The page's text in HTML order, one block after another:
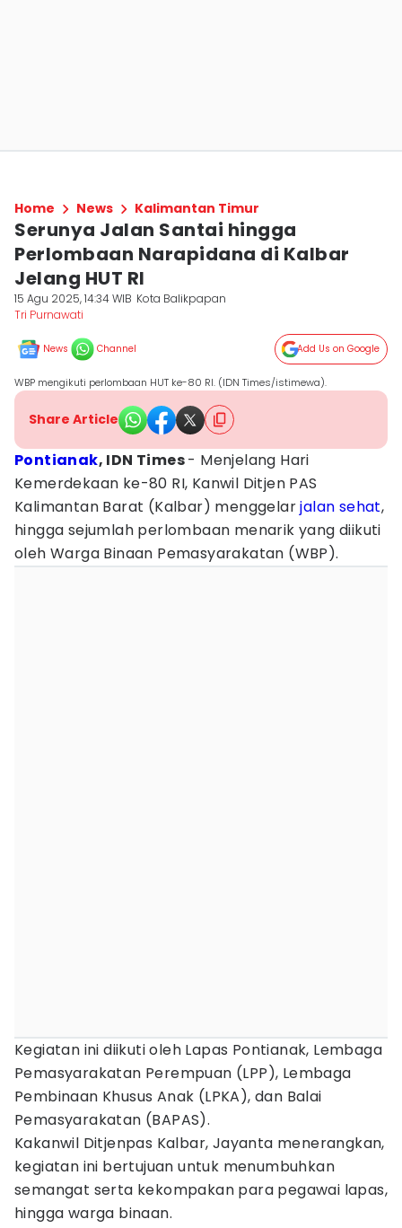
Home News Kalimantan Timur
Serunya Jalan Santai hingga
Perlombaan Narapidana di Kalbar
Jelang HUT RI
15 Agu 2025, 14:34 WIB Kota Balikpapan
Tri Purnawati
News Channel Add Us on Google
WBP mengikuti perlombaan HUT ke-80 RI. (IDN Times/istimewa).
Share Article
Pontianak, IDN Times- Menjelang Hari
Kemerdekaan ke-80 RI, Kanwil Ditjen PAS
Kalimantan Barat (Kalbar) menggelarjalan sehat,
hingga sejumlah perlombaan menarik yang diikuti
oleh Warga Binaan Pemasyarakatan (WBP).
Kegiatan ini diikuti oleh Lapas Pontianak, Lembaga
Pemasyarakatan Perempuan (LPP), Lembaga
Pembinaan Khusus Anak (LPKA), dan Balai
Pemasyarakatan (BAPAS).
Kakanwil Ditjenpas Kalbar, Jayanta menerangkan,
kegiatan ini bertujuan untuk menumbuhkan
semangat serta kekompakan para pegawai lapas,
hingga warga binaan.